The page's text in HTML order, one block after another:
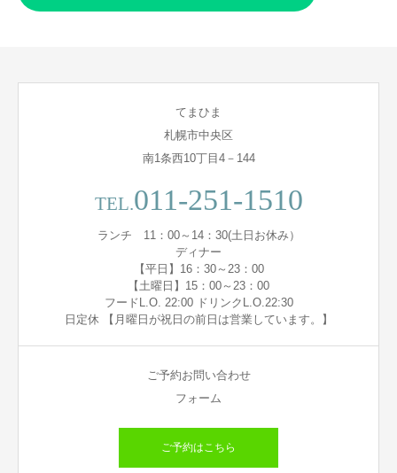
てまひま
札幌市中央区
南1条西10丁目4－144
TEL.011-251-1510
ランチ 11：00～14：30(土日お休み）
ディナー
【平日】16：30～23：00
【土曜日】15：00～23：00
フードL.O. 22:00 ドリンクL.O.22:30
日定休 【月曜日が祝日の前日は営業しています。】
ご予約お問い合わせ
フォーム
ご予約はこちら